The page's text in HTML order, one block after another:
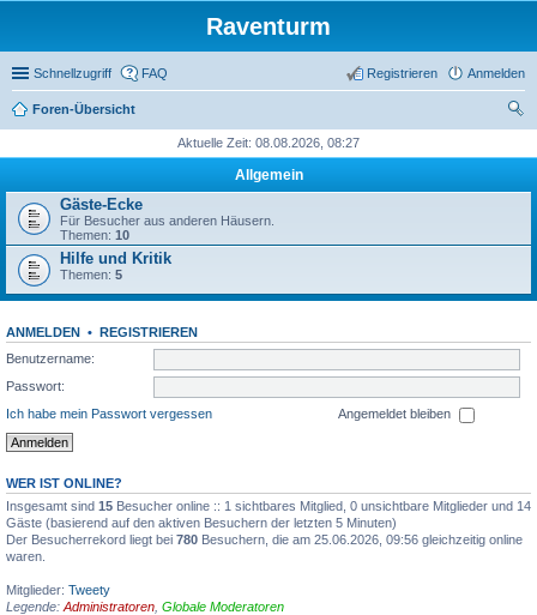
Raventurm
Schnellzugriff FAQ Anmelden
Registrieren
Foren-Übersicht
Aktuelle Zeit: 08.08.2026, 08:27
Allgemein
Gäste-Ecke
Für Besucher aus anderen Häusern.
Themen: 10
Hilfe und Kritik
Themen: 5
ANMELDEN • REGISTRIEREN
Benutzername:
Passwort:
Ich habe mein Passwort vergessen
Angemeldet bleiben
WER IST ONLINE?
Insgesamt sind 15 Besucher online :: 1 sichtbares Mitglied, 0 unsichtbare Mitglieder und 14
Gäste (basierend auf den aktiven Besuchern der letzten 5 Minuten)
Der Besucherrekord liegt bei 780 Besuchern, die am 25.06.2026, 09:56 gleichzeitig online
waren.
Mitglieder: Tweety
Legende: Administratoren Globale Moderatoren